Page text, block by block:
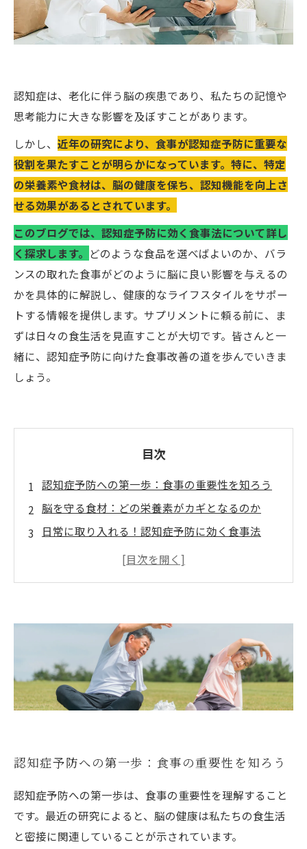
認知症は、老化に伴う脳の疾患であり、私たちの記憶や
思考能力に大きな影響を及ぼすことがあります。
しかし、 近年の研究により、食事が認知症予防に重要な
役割を果たすことが明らかになっています。特に、特定
の栄養素や食材は、脳の健康を保ち、認知機能を向上さ
せる効果があるとされています。
このブログでは、認知症予防に効く食事法について詳し
く探求します。 どのような食品を選べばよいのか、バラ
ンスの取れた食事がどのように脳に良い影響を与えるの
かを具体的に解説し、健康的なライフスタイルをサポー
トする情報を提供します。サプリメントに頼る前に、ま
ずは日々の食生活を見直すことが大切です。皆さんと一
緒に、認知症予防に向けた食事改善の道を歩んでいきま
しょう。
目次
認知症予防への第一歩：食事の重要性を知ろう
脳を守る食材：どの栄養素がカギとなるのか
日常に取り入れる！認知症予防に効く食事法
バランスの取れた食事が脳に与える影響とは
家族のためにできること：健康的な食習慣の実
認知症予防の新たな道：食事改善で未来を守る
認知症予防への第一歩：食事の重要性を知ろう
認知症予防への第一歩は、食事の重要性を理解すること
です。最近の研究によると、脳の健康は私たちの食生活
と密接に関連していることが示されています。